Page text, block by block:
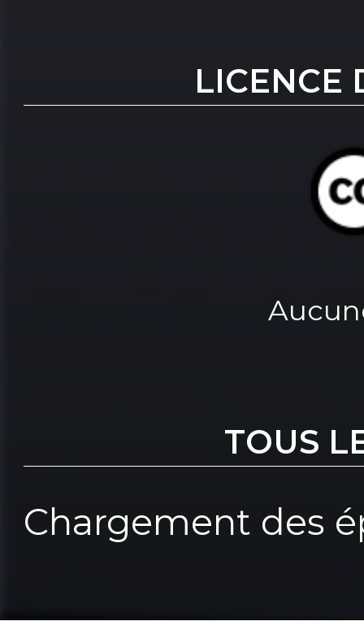
LICENCE
TOUS
Chargement des